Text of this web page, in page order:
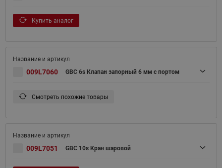
Купить аналог
009L7060 GBC 6s Клапан запорный 6 мм с портом
Смотреть похожие товары
009L7051 GBC 10s Кран шаровой